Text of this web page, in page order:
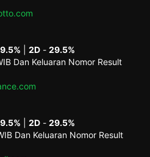
2D - 29.5%
Dan Keluaran Nomor Result
2D - 29.5%
Dan Keluaran Nomor Result